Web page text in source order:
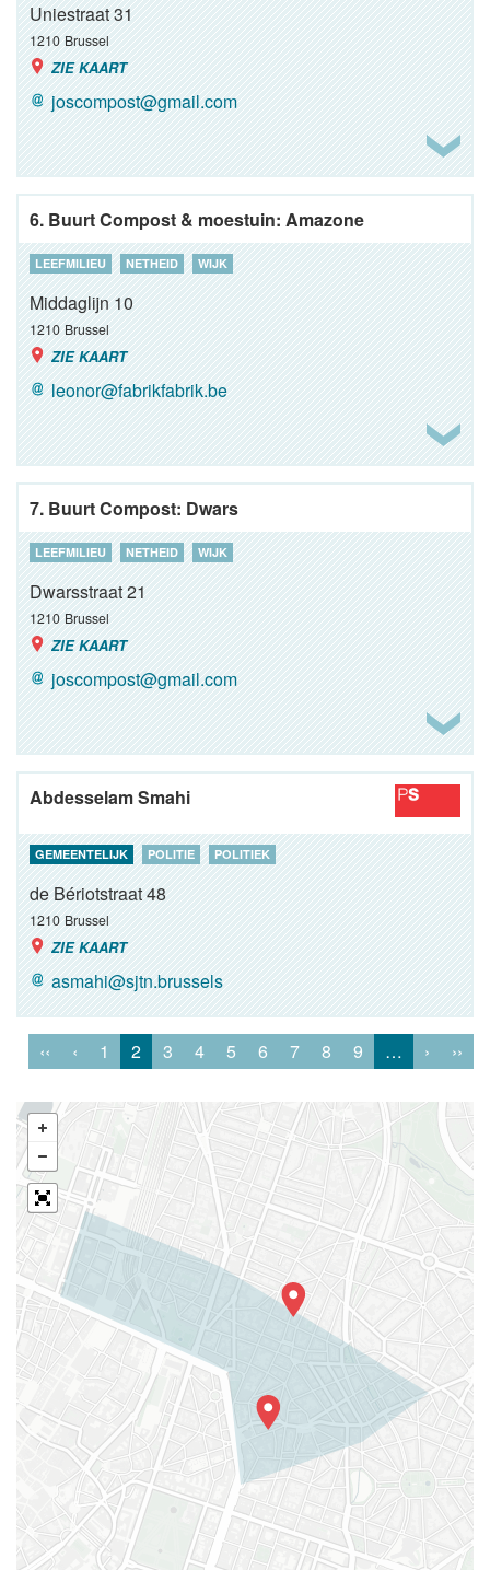
Uniestraat 31
1210 Brussel
ZIE KAART
joscompost@gmail.com
6. Buurt Compost & moestuin: Amazone
LEEFMILIEU NETHEID WIJK
Middaglijn 10
1210 Brussel
ZIE KAART
leonor@fabrikfabrik.be
7. Buurt Compost: Dwars
LEEFMILIEU NETHEID WIJK
Dwarsstraat 21
1210 Brussel
ZIE KAART
joscompost@gmail.com
Abdesselam Smahi
GEMEENTELIJK POLITIE POLITIEK
de Bériotstraat 48
1210 Brussel
ZIE KAART
asmahi@sjtn.brussels
‹‹ ‹ 1 2 3 4 5 6 7 8 9 … › ››